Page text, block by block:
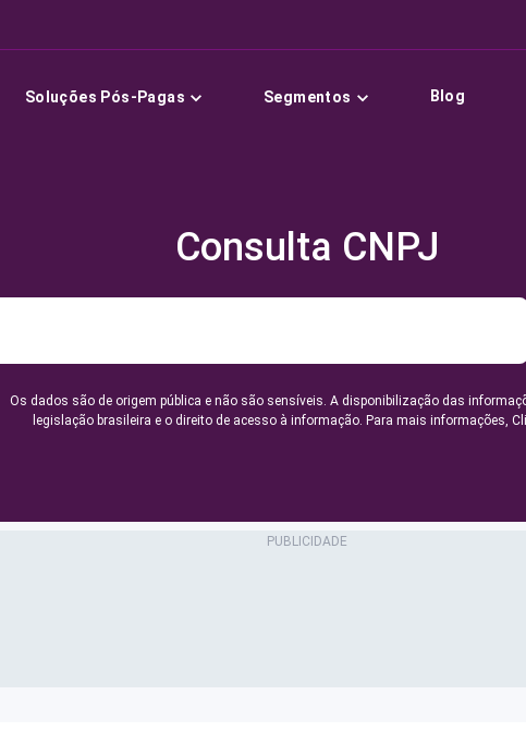
Soluções Pós-Pagas Segmentos Blog
Consulta CNPJ
Os dados são de origem pública e não são sensíveis. A disponibilização das
legislação brasileira e o direito de acesso à informação. Para mais informações,